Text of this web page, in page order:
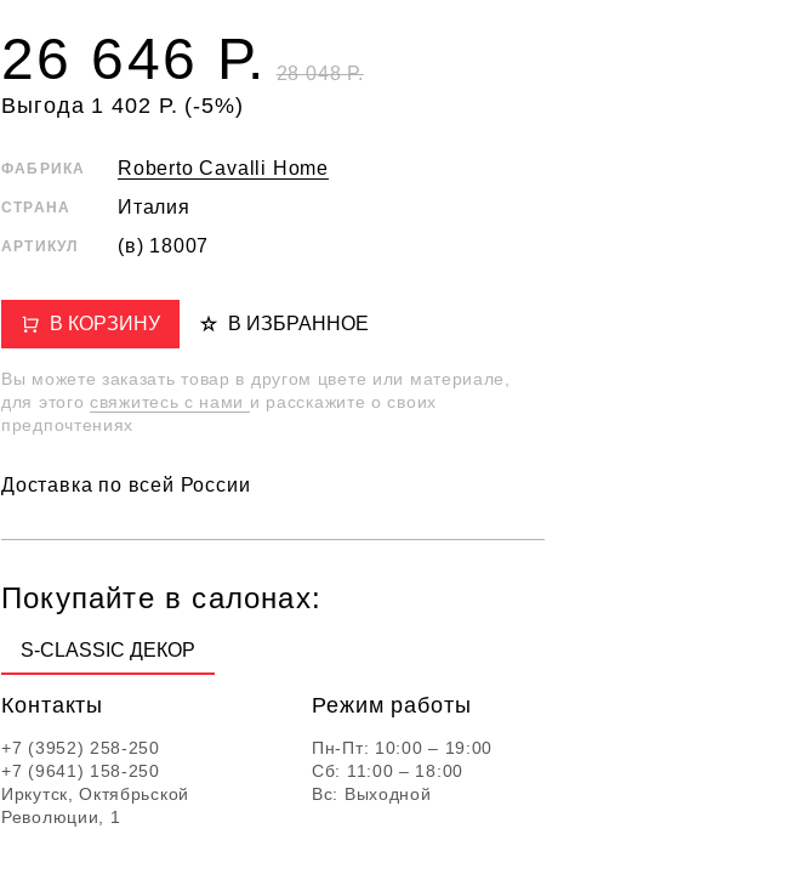
28 048 Р.
26 646 Р.
Выгода 1 402 Р. (-5%)
ФАБРИКА Roberto Cavalli Home
СТРАНА Италия
АРТИКУЛ (в) 18007
В КОРЗИНУ В ИЗБРАННОЕ
Вы можете заказать товар в другом цвете или материале,
для этого свяжитесь с нами и расскажите о своих
предпочтениях
Доставка по всей России
Покупайте в салонах:
S-CLASSIC ДЕКОР
Контакты
+7 (3952) 258-250
+7 (9641) 158-250
Иркутск, Октябрьской
Революции, 1
Режим работы
Пн-Пт: 10:00 – 19:00
Сб: 11:00 – 18:00
Вс: Выходной